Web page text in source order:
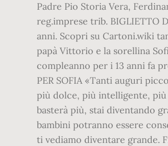
Padre Pio Storia Vera,
reg.imprese trib. BIGLIETTO
anni. Scopri su Cartoni.wiki
papà Vittorio e la sorellina
compleanno per i 13 anni fa
PER SOFIA «Tanti auguri
più dolce, più intelligente, più
basterà più, stai diventando
bambini potranno essere
ti vediamo diventare grande.